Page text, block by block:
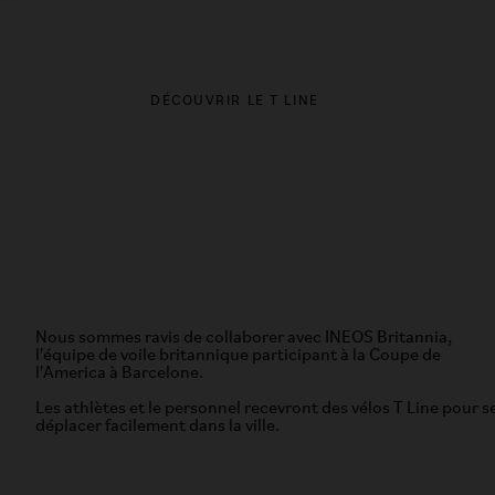
DÉCOUVRIR LE T LINE
Nous sommes ravis de collaborer avec INEOS Britannia,
l'équipe de voile britannique participant à la Coupe de
l'America à Barcelone.
Les athlètes et le personnel recevront des vélos T Line pour
déplacer facilement dans la ville.